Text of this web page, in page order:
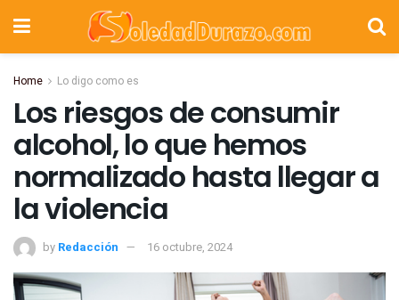
Home Lo digo como es
Los riesgos de consumir
alcohol, lo que hemos
normalizado hasta llegar a
la violencia
by Redacción 16 octubre, 2024